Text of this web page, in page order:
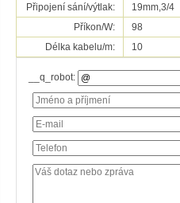
Připojení sání/výtlak:
19mm,3/4
Příkon/W:
98
Délka kabelu/m:
10
__q_robot: